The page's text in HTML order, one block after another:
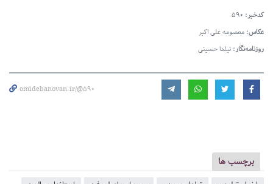
کدخبر: 590
عکاس: معصومه علی اکبر
روزنامه‌نگار: تیلدا حسینی
omidebanovan.ir/@590
برچسب ها